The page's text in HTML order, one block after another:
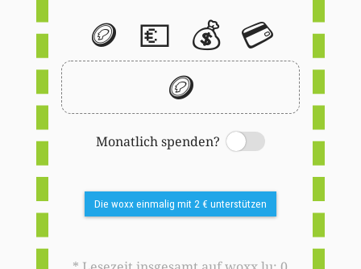
🪙 💶 💰 💳
🪙
Monatlich spenden?
Switch
Die woxx einmalig mit 2 € unterstützen